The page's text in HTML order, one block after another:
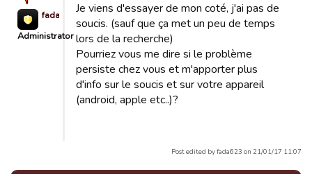
fada623
Administrator
Je viens d'essayer de mon coté, j'ai pas de
soucis. (sauf que ça met un peu de temps
lors de la recherche)
Pourriez vous me dire si le problème
persiste chez vous et m'apporter plus
d'info sur le soucis et sur votre appareil
(android, apple etc..)?
Post edited by fada623 on 21/01/17 11:07